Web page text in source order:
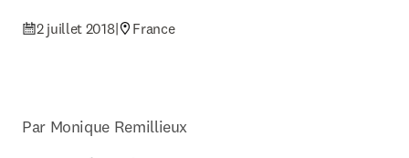
2 juillet 2018| France
Par Monique Remillieux